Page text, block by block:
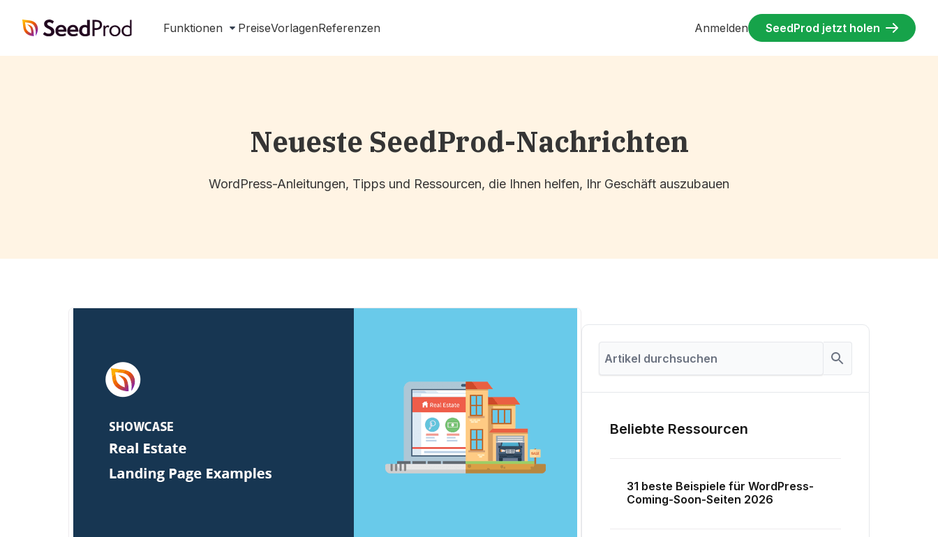
SeedProd Funktionen PreiseVorlagenReferenzen Anmelden SeedProd jetzt holen
Neueste SeedProd-Nachrichten
WordPress-Anleitungen, Tipps und Ressourcen, die Ihnen helfen, Ihr Geschäft auszubauen
Beliebte Ressourcen
31 beste Beispiele für WordPress-
Coming-Soon-Seiten 2026